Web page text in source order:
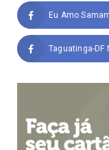
Eu Amo
Taguatinga-DF